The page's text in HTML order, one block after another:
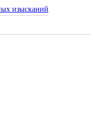
изысканий